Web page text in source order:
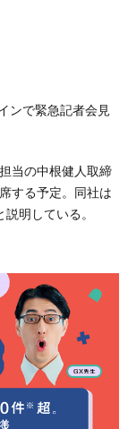
ンで緊急記者会見
当の中根健人取締
する予定。同社は
明している。